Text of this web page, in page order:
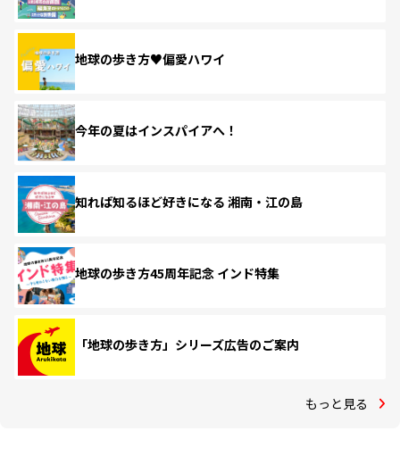
地球の歩き方♥偏愛ハワイ
今年の夏はインスパイアへ！
知れば知るほど好きになる 湘南・江の島
地球の歩き方45周年記念 インド特集
「地球の歩き方」シリーズ広告のご案内
もっと見る